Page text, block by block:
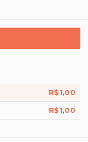
R$1,00
R$1,00